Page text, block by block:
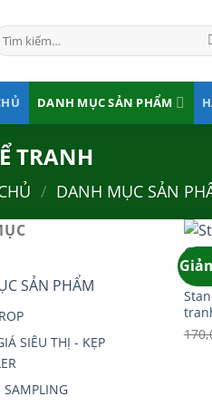
DANH MỤC SẢN PHẨM
TRANH
/ DANH MỤC SẢN
SẢN PHẨM
SIÊU THỊ - KẸP
SAMPLING
GIÁ